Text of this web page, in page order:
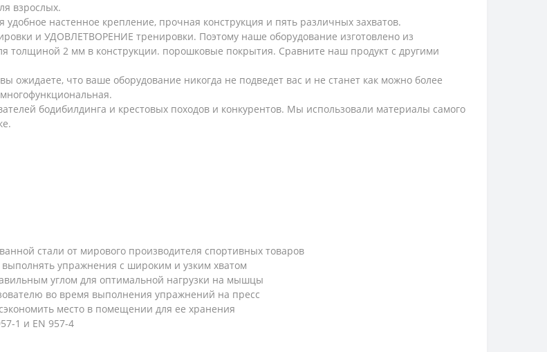
взрослых.
настенное крепление, прочная конструкция и пять различных захватов.
и УДОВЛЕТВОРЕНИЕ тренировки. Поэтому наше оборудование изготовлено из
толщиной 2 мм в конструкции. порошковые покрытия. Сравните наш продукт с другими
ожидаете, что ваше оборудование никогда не подведет вас и не станет как можно более
бодибилдинга и крестовых походов и конкурентов. Мы использовали материалы самого
стали от мирового производителя спортивных товаров
упражнения с широким и узким хватом
углом для оптимальной нагрузки на мышцы
во время выполнения упражнений на пресс
место в помещении для ее хранения
1 и EN 957-4